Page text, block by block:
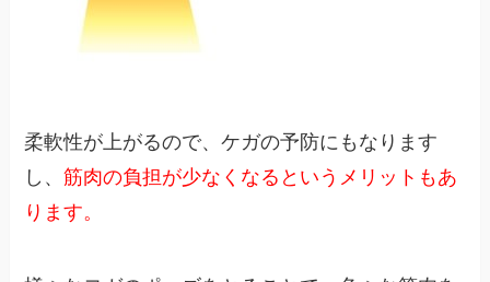
柔軟性が上がるので、ケガの予防にもなります
し、筋肉の負担が少なくなるというメリットもあ
ります。